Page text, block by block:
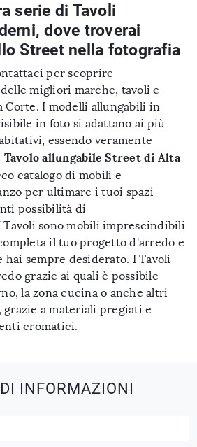
serie di Tavoli
dove troverai
Street nella fotografia
per scoprire
migliori marche, tavoli e
Corte. I modelli allungabili in
in foto si adattano ai più
essendo veramente
Tavolo allungabile Street di Alta
catalogo di mobili e
per ultimare i tuoi spazi
possibilità di
Tavoli sono mobili imprescindibili
il tuo progetto d'arredo e
hai sempre desiderato. I Tavoli
grazie ai quali è possibile
la zona cucina o anche altri
a materiali pregiati e
cromatici.
INFORMAZIONI